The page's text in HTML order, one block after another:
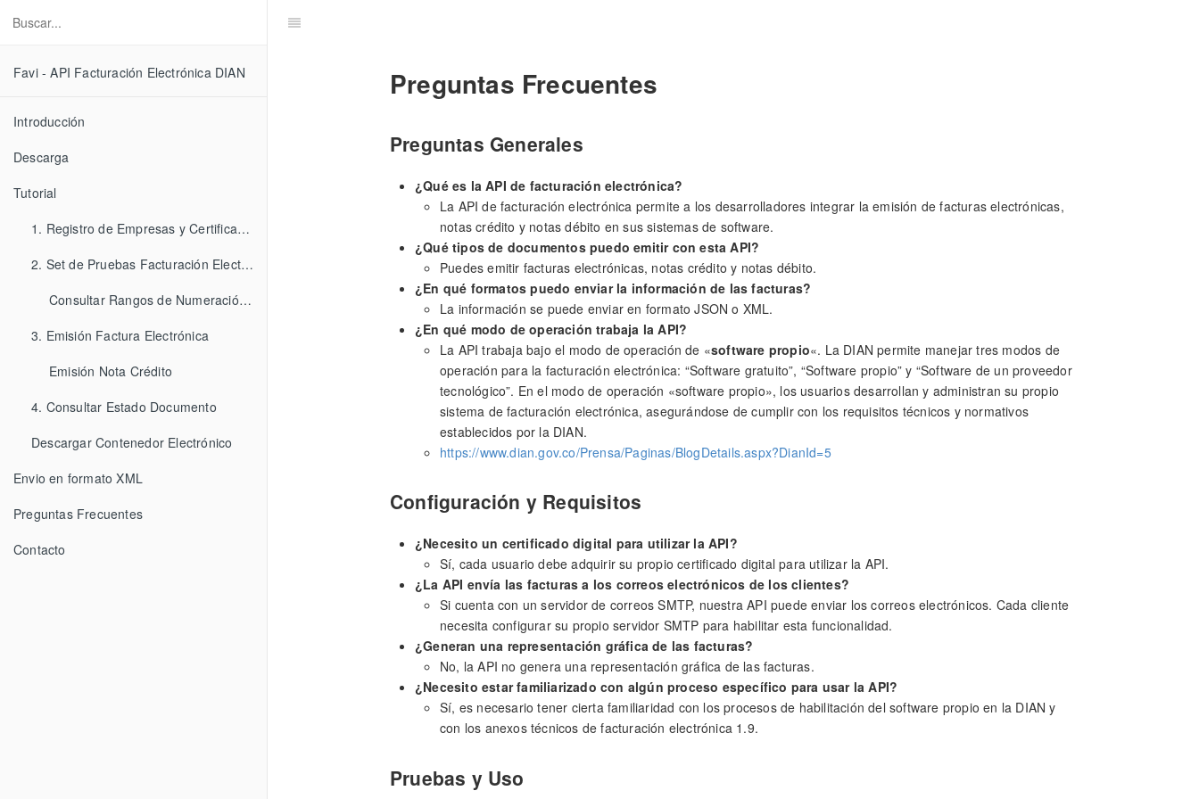
Favi - API Facturación Electrónica DIAN
Introducción
Descarga
Tutorial
1. Registro de Empresas y Certificados
2. Set de Pruebas Facturación Electrónica
Consultar Rangos de Numeración Asociados
3. Emisión Factura Electrónica
Emisión Nota Crédito
4. Consultar Estado Documento
Descargar Contenedor Electrónico
Envio en formato XML
Preguntas Frecuentes
Contacto
Preguntas Frecuentes
Preguntas Generales
¿Qué es la API de facturación electrónica?
La API de facturación electrónica permite a los desarrolladores integrar la emisión de facturas electrónicas,
notas crédito y notas débito en sus sistemas de software.
¿Qué tipos de documentos puedo emitir con esta API?
Puedes emitir facturas electrónicas, notas crédito y notas débito.
¿En qué formatos puedo enviar la información de las facturas?
La información se puede enviar en formato JSON o XML.
¿En qué modo de operación trabaja la API?
La API trabaja bajo el modo de operación de «software propio«. La DIAN permite manejar tres modos de
operación para la facturación electrónica: “Software gratuito”, “Software propio” y “Software de un proveedor
tecnológico”. En el modo de operación «software propio», los usuarios desarrollan y administran su propio
sistema de facturación electrónica, asegurándose de cumplir con los requisitos técnicos y normativos
establecidos por la DIAN.
https://www.dian.gov.co/Prensa/Paginas/BlogDetails.aspx?DianId=5
Configuración y Requisitos
¿Necesito un certificado digital para utilizar la API?
Sí, cada usuario debe adquirir su propio certificado digital para utilizar la API.
¿La API envía las facturas a los correos electrónicos de los clientes?
Si cuenta con un servidor de correos SMTP, nuestra API puede enviar los correos electrónicos. Cada cliente
necesita configurar su propio servidor SMTP para habilitar esta funcionalidad.
¿Generan una representación gráfica de las facturas?
No, la API no genera una representación gráfica de las facturas.
¿Necesito estar familiarizado con algún proceso específico para usar la API?
Sí, es necesario tener cierta familiaridad con los procesos de habilitación del software propio en la DIAN y
con los anexos técnicos de facturación electrónica 1.9.
Pruebas y Uso